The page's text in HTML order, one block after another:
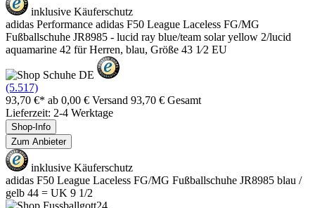
inklusive Käuferschutz
adidas Performance adidas F50 League Laceless FG/MG
Fußballschuhe JR8985 - lucid ray blue/team solar yellow 2/lucid
aquamarine 42 für Herren, blau, Größe 43 1⁄2 EU
(5.517)
93,70 €* ab 0,00 € Versand 93,70 € Gesamt
Lieferzeit: 2-4 Werktage
Shop-Info
Zum Anbieter
inklusive Käuferschutz
adidas F50 League Laceless FG/MG Fußballschuhe JR8985 blau /
gelb 44 = UK 9 1/2